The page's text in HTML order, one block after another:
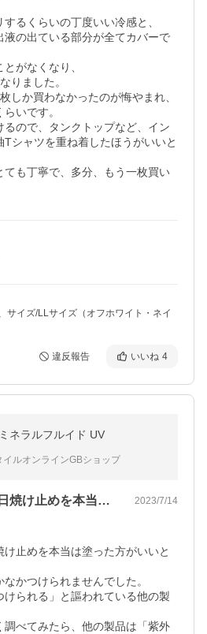
るくらいの丁度いい冷感と、
の出ている部分が全てカバーで
がなくなり、
りました。
しか買わなかったのが悔やまれ、
いです。
るので、タンクトップなど、イン
シャツを重ね着したほうがいいと
も丁寧で、多分、もう一枚買い
サイズ/LLサイズ（オフホワイト・ネイ
違反報告 いいね 4
ネラルフルイド UV
イルオンラインGBショップ
アトピーがひどく、日焼け止めを本当は塗… 2023/7/14
止めを本当は塗った方がいいと
かつけられませんでした。
られる」と謳われている他の製
調べてみたら、他の製品は「紫外